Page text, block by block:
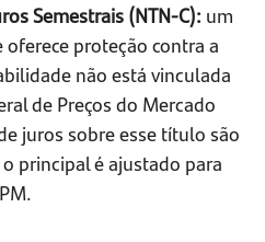
Semestrais (NTN-C): um
proteção contra a
não está vinculada
de Preços do Mercado
juros sobre esse título são
principal é ajustado para